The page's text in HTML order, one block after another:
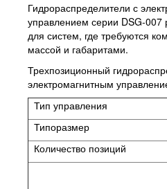
Гидрораспределители с
управлением серии DSG-007
для систем, где требуются
массой и габаритами.
Трехпозиционный
электромагнитным
Тип
Типоразмер
Количество позиций